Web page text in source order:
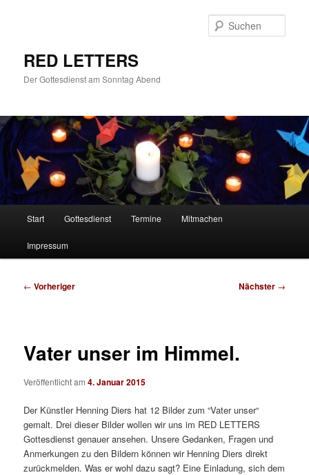
RED LETTERS
Der Gottesdienst am Sonntag Abend
Start Gottesdienst Termine Mitmachen
Impressum
Beitragsnavigation
← Vorheriger Nächster →
Vater unser im Himmel.
Veröffentlicht am4. Januar 2015
Der Künstler Henning Diers hat 12 Bilder zum “Vater unser“
gemalt. Drei dieser Bilder wollen wir uns im RED LETTERS
Gottesdienst genauer ansehen. Unsere Gedanken, Fragen und
Anmerkungen zu den Bildern können wir Henning Diers direkt
zurückmelden. Was er wohl dazu sagt? Eine Einladung, sich dem